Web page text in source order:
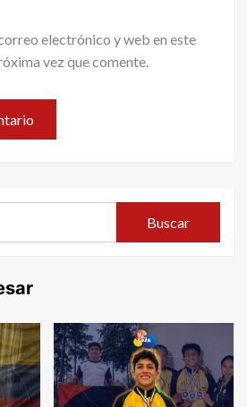
electrónico y web en este
vez que comente.